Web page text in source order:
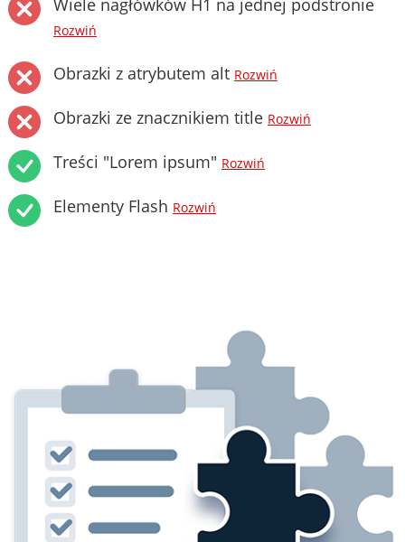
Rozwiń
Obrazki z atrybutem alt Rozwiń
Obrazki ze znacznikiem title Rozwiń
Treści "Lorem ipsum" Rozwiń
Elementy Flash Rozwiń